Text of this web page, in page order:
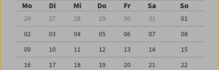
Mo Di Mi Do Fr Sa So
26 27 28 29 30 31
01
02
03 04 05 06 07
08
09
10 11 12 13 14
15
16
17 18 19 20 21
22